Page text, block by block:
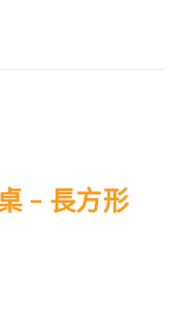
– 長方形